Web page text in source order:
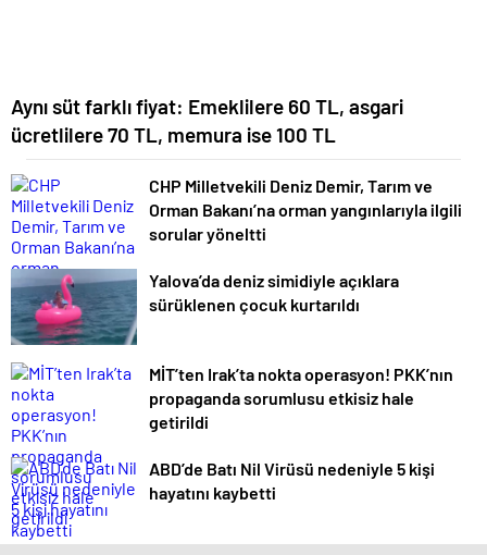
Aynı süt farklı fiyat: Emeklilere 60 TL, asgari
ücretlilere 70 TL, memura ise 100 TL
CHP Milletvekili Deniz Demir, Tarım ve
Orman Bakanı’na orman yangınlarıyla ilgili
sorular yöneltti
Yalova’da deniz simidiyle açıklara
sürüklenen çocuk kurtarıldı
MİT’ten Irak’ta nokta operasyon! PKK’nın
propaganda sorumlusu etkisiz hale
getirildi
ABD’de Batı Nil Virüsü nedeniyle 5 kişi
hayatını kaybetti